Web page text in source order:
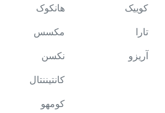
کوییک
تارا
آریزو
هانکوک
مکسس
نکسن
کانتیننتال
کومهو